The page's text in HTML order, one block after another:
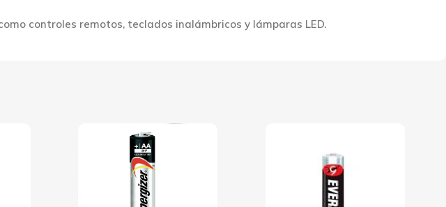
controles remotos, teclados inalámbricos y lámparas LED.